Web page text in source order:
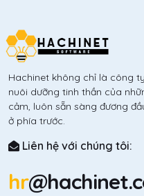
Hachinet không chỉ là công
nuôi dưỡng tinh thần của
cảm, luôn sẵn sàng đương
ở phía trước.
Liên hệ với chúng tôi:
hr